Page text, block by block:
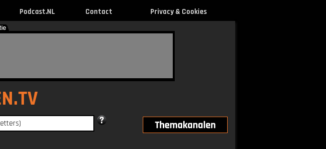
Podcast.NL Contact Privacy & Cookies